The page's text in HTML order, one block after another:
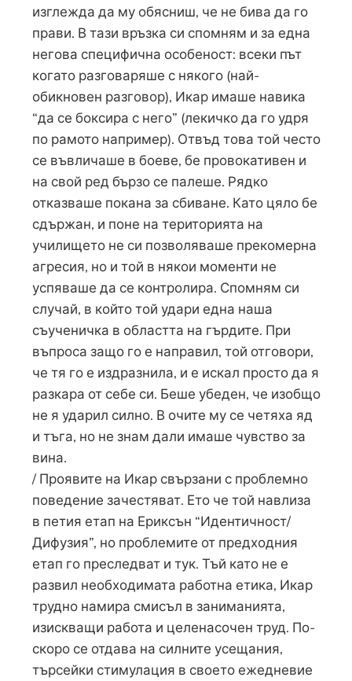
изглежда да му обясниш, че не бива да го
прави. В тази връзка си спомням и за една
негова специфична особеност: всеки път
когато разговаряше с някого (най-
обикновен разговор), Икар имаше навика
“да се боксира с него” (лекичко да го удря
по рамото например). Отвъд това той често
се въвличаше в боеве, бе провокативен и
на свой ред бързо се палеше. Рядко
отказваше покана за сбиване. Като цяло бе
сдържан, и поне на територията на
училището не си позволяваше прекомерна
агресия, но и той в някои моменти не
успяваше да се контролира. Спомням си
случай, в който той удари една наша
съученичка в областта на гърдите. При
въпроса защо го е направил, той отговори,
че тя го е издразнила, и е искал просто да я
разкара от себе си. Беше убеден, че изобщо
не я ударил силно. В очите му се четяха яд
и тъга, но не знам дали имаше чувство за
вина.
/ Проявите на Икар свързани с проблемно
поведение зачестяват. Ето че той навлиза
в петия етап на Ериксън “Идентичност/
Дифузия”, но проблемите от предходния
етап го преследват и тук. Тъй като не е
развил необходимата работна етика, Икар
трудно намира смисъл в заниманията,
изискващи работа и целенасочен труд. По-
скоро се отдава на силните усещания,
търсейки стимулация в своето ежедневие